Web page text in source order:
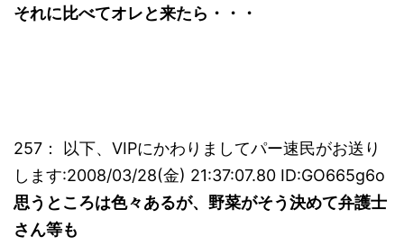
それに比べてオレと来たら・・・
257： 以下、VIPにかわりましてパー速民がお送り
します:2008/03/28(金) 21:37:07.80 ID:GO665g6o
思うところは色々あるが、野菜がそう決めて弁護士
さん等も